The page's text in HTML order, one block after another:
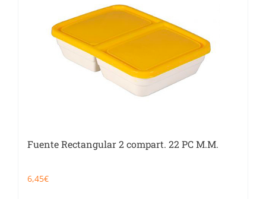
Fuente Rectangular 2 compart. 22 PC M.M.
6,45€